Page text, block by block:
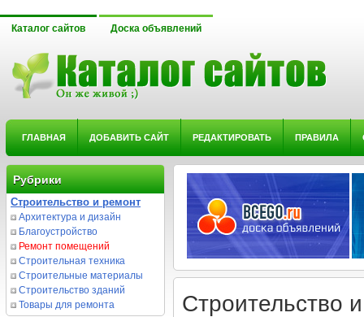
Каталог сайтов Доска объявлений
ГЛАВНАЯ ДОБАВИТЬ САЙТ РЕДАКТИРОВАТЬ ПРАВИЛА
Рубрики
Строительство и ремонт
Архитектура и дизайн
Благоустройство
Ремонт помещений
Строительная техника
Строительные материалы
Строительство зданий
Товары для ремонта
Строительство